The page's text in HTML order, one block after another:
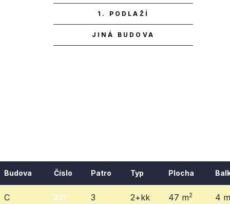
1. PODLAŽÍ
JINÁ BUDOVA
Budova Číslo Patro Typ Plocha
C 331 3 2+kk 47 m2 4 m